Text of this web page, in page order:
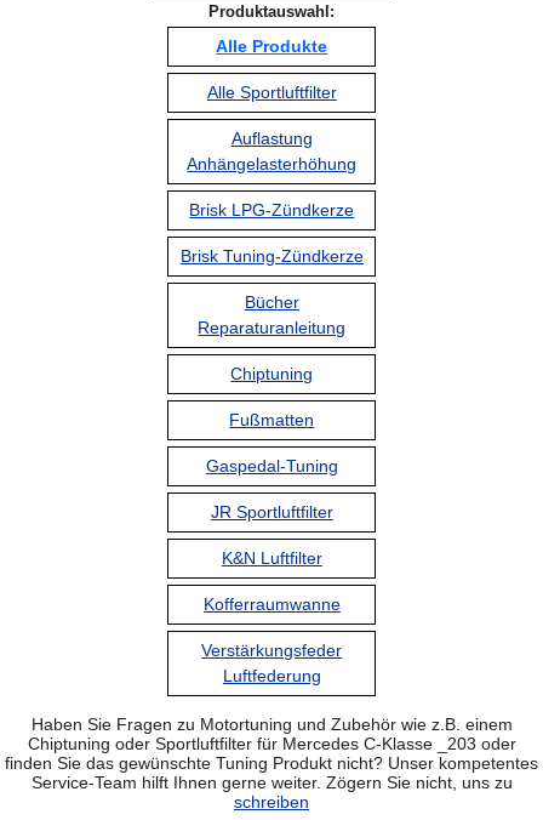
Produktauswahl:
Alle Produkte
Alle Sportluftfilter
Auflastung
Anhängelasterhöhung
Brisk LPG-Zündkerze
Brisk Tuning-Zündkerze
Bücher
Reparaturanleitung
Chiptuning
Fußmatten
Gaspedal-Tuning
JR Sportluftfilter
K&N Luftfilter
Kofferraumwanne
Verstärkungsfeder
Luftfederung
Haben Sie Fragen zu Motortuning und Zubehör wie z.B. einem
Chiptuning oder Sportluftfilter für Mercedes C-Klasse _203 oder
finden Sie das gewünschte Tuning Produkt nicht? Unser kompetentes
Service-Team hilft Ihnen gerne weiter. Zögern Sie nicht, uns zu
schreiben